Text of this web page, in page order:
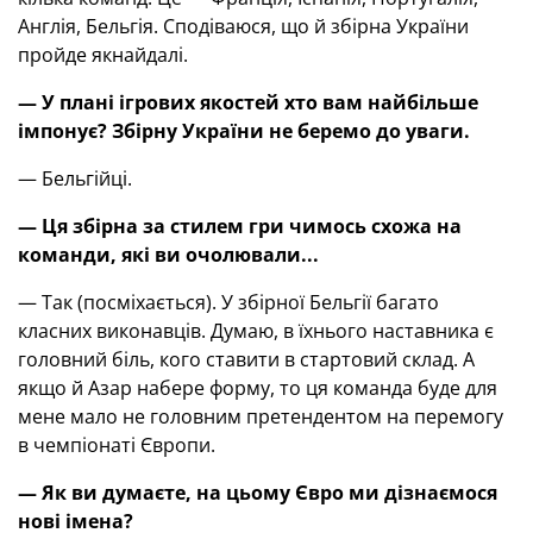
Англія, Бельгія. Сподіваюся, що й збірна України
пройде якнайдалі.
— У плані ігрових якостей хто вам найбільше
імпонує? Збірну України не беремо до уваги.
— Бельгійці.
— Ця збірна за стилем гри чимось схожа на
команди, які ви очолювали...
— Так (посміхається). У збірної Бельгії багато
класних виконавців. Думаю, в їхнього наставника є
головний біль, кого ставити в стартовий склад. А
якщо й Азар набере форму, то ця команда буде для
мене мало не головним претендентом на перемогу
в чемпіонаті Європи.
— Як ви думаєте, на цьому Євро ми дізнаємося
нові імена?